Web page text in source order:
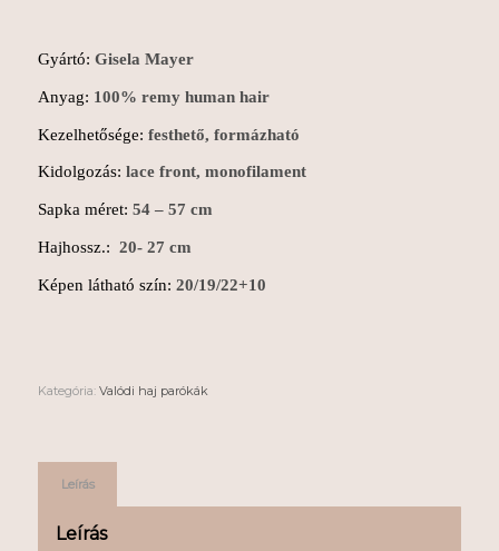
Gyártó: Gisela Mayer
Anyag: 100% remy human hair
Kezelhetősége: festhető, formázható
Kidolgozás: lace front, monofilament
Sapka méret: 54 – 57 cm
Hajhossz.: 20- 27 cm
Képen látható szín: 20/19/22+10
Kategória: Valódi haj parókák
Leírás
Leírás